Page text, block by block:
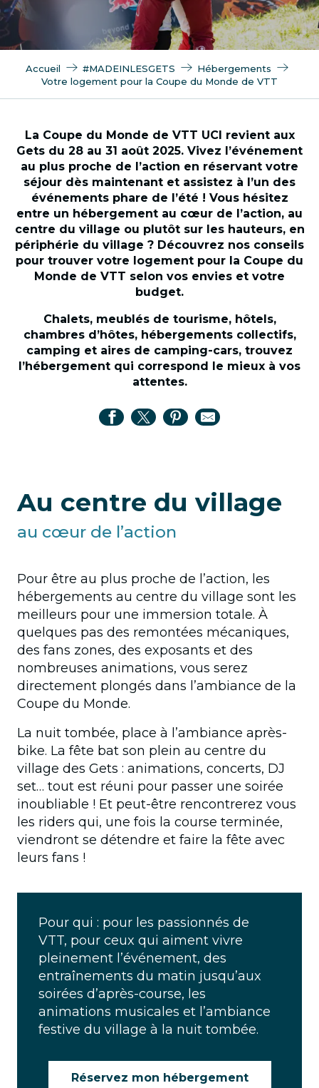
Accueil #MADEINLESGETS
Hébergements
Votre logement pour la Coupe du Monde de VTT
La Coupe du Monde de VTT UCI revient aux
Gets du 28 au 31 août 2025. Vivez l’événement
au plus proche de l’action en réservant votre
séjour dès maintenant et assistez à l’un des
événements phare de l’été ! Vous hésitez
entre un hébergement au cœur de l’action, au
centre du village ou plutôt sur les hauteurs, en
périphérie du village ? Découvrez nos conseils
pour trouver votre logement pour la Coupe du
Monde de VTT selon vos envies et votre
budget.
Chalets, meublés de tourisme, hôtels,
chambres d’hôtes, hébergements collectifs,
camping et aires de camping-cars, trouvez
l’hébergement qui correspond le mieux à vos
attentes.
Au centre du village
au cœur de l’action
Pour être au plus proche de l’action, les
hébergements au centre du village sont les
meilleurs pour une immersion totale. À
quelques pas des remontées mécaniques,
des fans zones, des exposants et des
nombreuses animations, vous serez
directement plongés dans l’ambiance de la
Coupe du Monde.
La nuit tombée, place à l’ambiance après-
bike. La fête bat son plein au centre du
village des Gets : animations, concerts, DJ
set… tout est réuni pour passer une soirée
inoubliable ! Et peut-être rencontrerez vous
les riders qui, une fois la course terminée,
viendront se détendre et faire la fête avec
leurs fans !
Pour qui : pour les passionnés de
VTT, pour ceux qui aiment vivre
pleinement l’événement, des
entraînements du matin jusqu’aux
soirées d’après-course, les
animations musicales et l’ambiance
festive du village à la nuit tombée.
Réservez mon hébergement